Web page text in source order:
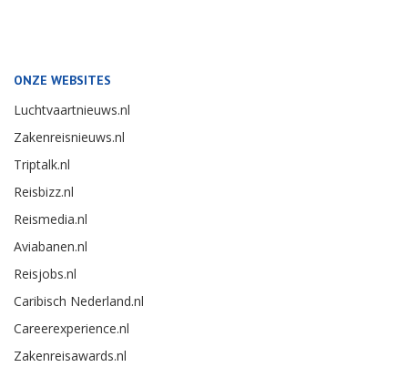
ONZE WEBSITES
Luchtvaartnieuws.nl
Zakenreisnieuws.nl
Triptalk.nl
Reisbizz.nl
Reismedia.nl
Aviabanen.nl
Reisjobs.nl
Caribisch Nederland.nl
Careerexperience.nl
Zakenreisawards.nl